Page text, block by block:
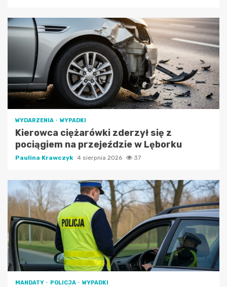
WYDARZENIA WYPADKI
Kierowca ciężarówki zderzył się z
pociągiem na przejeździe w Lęborku
Paulina Krawczyk 4 sierpnia 2026 37
MANDATY POLICJA WYPADKI